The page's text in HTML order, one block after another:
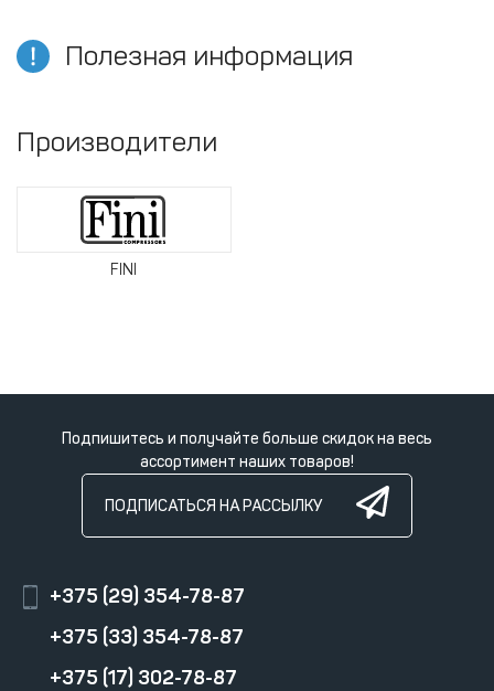
Полезная информация
Производители
FINI
Подпишитесь и получайте больше скидок на весь
ассортимент наших товаров!
ПОДПИСАТЬСЯ НА РАССЫЛКУ
+375 (29) 354-78-87
+375 (33) 354-78-87
+375 (17) 302-78-87